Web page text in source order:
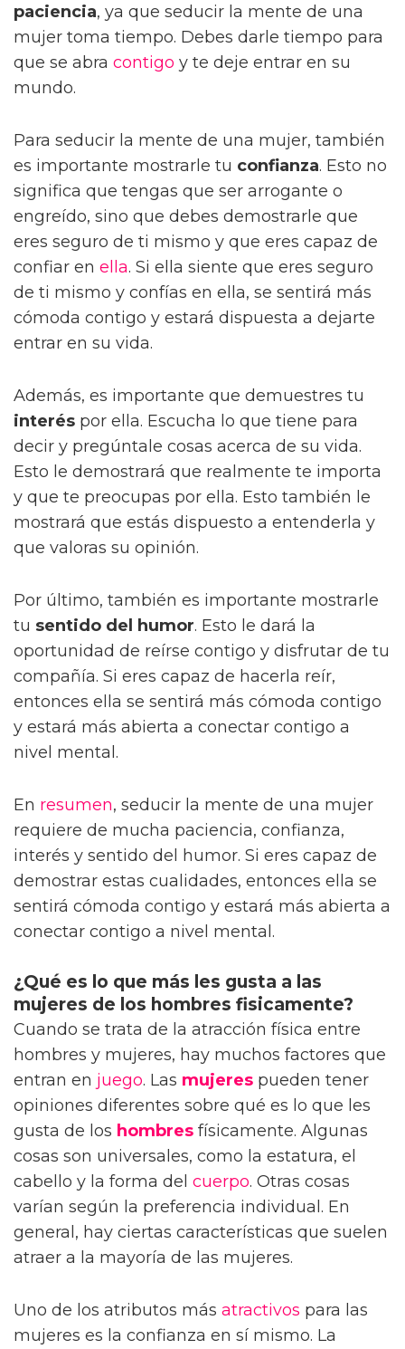
paciencia, ya que seducir la mente de una
mujer toma tiempo. Debes darle tiempo para
que se abra contigo y te deje entrar en su
mundo.
Para seducir la mente de una mujer, también
es importante mostrarle tu confianza. Esto no
significa que tengas que ser arrogante o
engreído, sino que debes demostrarle que
eres seguro de ti mismo y que eres capaz de
confiar en ella. Si ella siente que eres seguro
de ti mismo y confías en ella, se sentirá más
cómoda contigo y estará dispuesta a dejarte
entrar en su vida.
Además, es importante que demuestres tu
interés por ella. Escucha lo que tiene para
decir y pregúntale cosas acerca de su vida.
Esto le demostrará que realmente te importa
y que te preocupas por ella. Esto también le
mostrará que estás dispuesto a entenderla y
que valoras su opinión.
Por último, también es importante mostrarle
tu sentido del humor. Esto le dará la
oportunidad de reírse contigo y disfrutar de tu
compañía. Si eres capaz de hacerla reír,
entonces ella se sentirá más cómoda contigo
y estará más abierta a conectar contigo a
nivel mental.
En resumen, seducir la mente de una mujer
requiere de mucha paciencia, confianza,
interés y sentido del humor. Si eres capaz de
demostrar estas cualidades, entonces ella se
sentirá cómoda contigo y estará más abierta a
conectar contigo a nivel mental.
¿Qué es lo que más les gusta a las
mujeres de los hombres fisicamente?
Cuando se trata de la atracción física entre
hombres y mujeres, hay muchos factores que
entran en juego. Las mujeres pueden tener
opiniones diferentes sobre qué es lo que les
gusta de los hombres físicamente. Algunas
cosas son universales, como la estatura, el
cabello y la forma del cuerpo. Otras cosas
varían según la preferencia individual. En
general, hay ciertas características que suelen
atraer a la mayoría de las mujeres.
Uno de los atributos más atractivos para las
mujeres es la confianza en sí mismo. La